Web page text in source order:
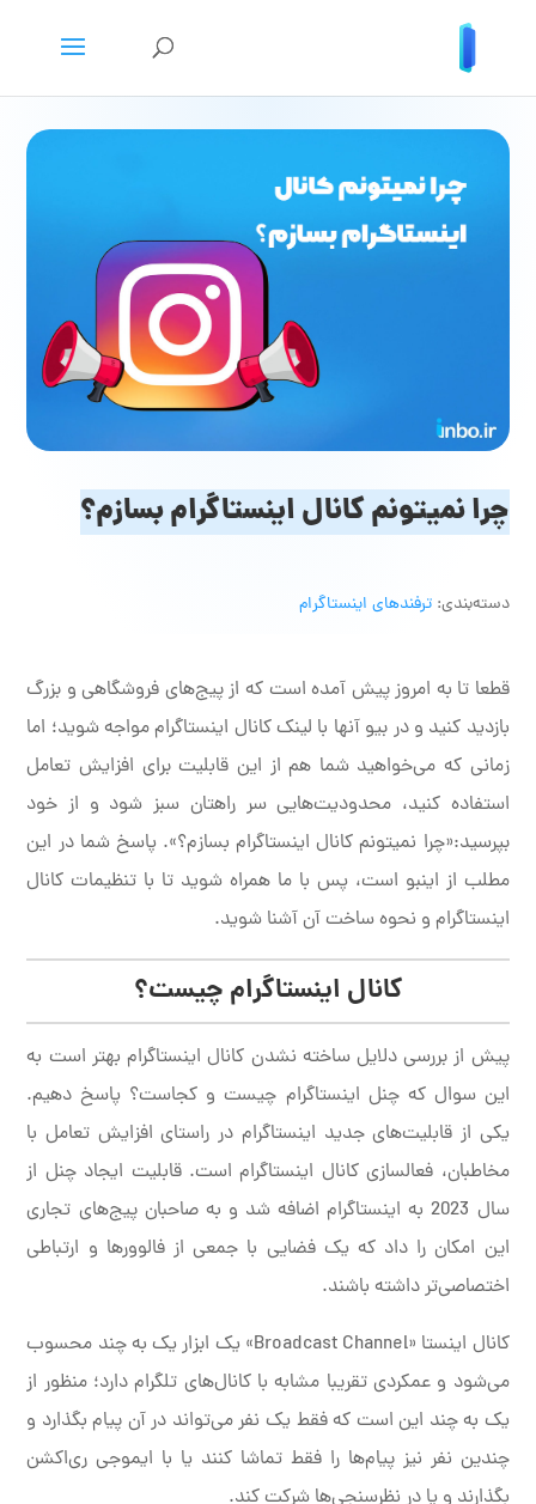
چرا نمیتونم کانال اینستاگرام بسازم؟
دسته‌بندی:ترفندهای اینستاگرام
قطعا تا به امروز پیش آمده است که از پیج‌های فروشگاهی و بزرگ
بازدید کنید و در بیو آنها با لینک کانال اینستاگرام مواجه شوید؛ اما
زمانی که می‌خواهید شما هم از این قابلیت برای افزایش تعامل
استفاده کنید، محدودیت‌هایی سر راهتان سبز شود و از خود
بپرسید:«چرا نمیتونم کانال اینستاگرام بسازم؟». پاسخ شما در این
مطلب از اینبو است، پس با ما همراه شوید تا با تنظیمات کانال
اینستاگرام و نحوه ساخت آن آشنا شوید.
کانال اینستاگرام چیست؟
پیش از بررسی دلایل ساخته نشدن کانال اینستاگرام بهتر است به
این سوال که چنل اینستاگرام چیست و کجاست؟ پاسخ دهیم.
یکی از قابلیت‌های جدید اینستاگرام در راستای افزایش تعامل با
مخاطبان، فعالسازی کانال اینستاگرام است. قابلیت ایجاد چنل از
سال 2023 به اینستاگرام اضافه شد و به صاحبان پیج‌های تجاری
این امکان را داد که یک فضایی با جمعی از فالوورها و ارتباطی
اختصاصی‌تر داشته باشند.
کانال اینستا «Broadcast Channel» یک ابزار یک به چند محسوب
می‌شود و عمکردی تقریبا مشابه با کانال‌های تلگرام دارد؛ منظور از
یک به چند این است که فقط یک نفر می‌تواند در آن پیام بگذارد و
چندین نفر نیز پیام‌ها را فقط تماشا کنند یا با ایموجی ری‌اکشن
بگذارند و یا در نظرسنجی‌ها شرکت کند.